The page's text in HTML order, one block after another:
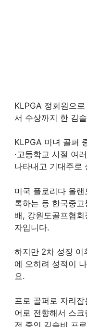
KLPGA 정회원으
서 수상까지 한 김
KLPGA 미녀 골퍼
·고등학교 시절 여
나타내고 기대주로
미국 플로리다 올
록하는 등 한국중
배, 강원도골프협
자입니다.
하지만 2차 성징 이
에 오히려 성적이
요.
프로 골퍼로 자리
어로 전향해서 스
전 중인 김솔비 프